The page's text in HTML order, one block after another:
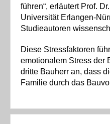
führen“, erläutert Prof.
Universität Erlangen-
Studieautoren
Diese Stressfaktoren
emotionalem Stress der
dritte Bauherr an, dass
Familie durch das